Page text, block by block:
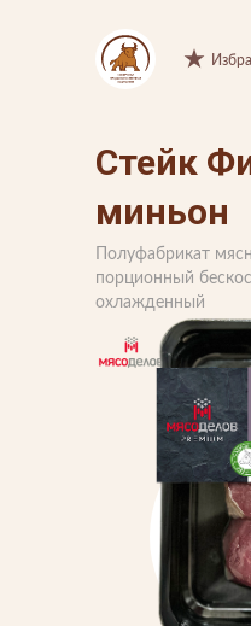
О
Что-
Стейк
миньон
Полуфабрикат
порционный
охлажденный